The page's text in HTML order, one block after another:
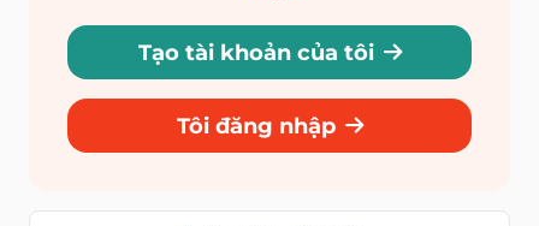
Tạo tài khoản của tôi
Tôi đăng nhập